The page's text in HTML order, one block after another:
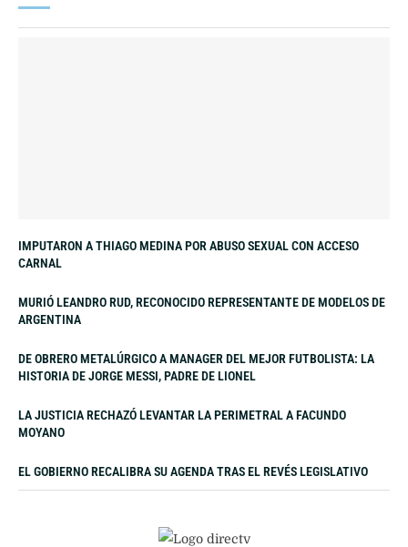
IMPUTARON A THIAGO MEDINA POR ABUSO SEXUAL CON ACCESO
CARNAL
MURIÓ LEANDRO RUD, RECONOCIDO REPRESENTANTE DE MODELOS DE
ARGENTINA
DE OBRERO METALÚRGICO A MANAGER DEL MEJOR FUTBOLISTA: LA
HISTORIA DE JORGE MESSI, PADRE DE LIONEL
LA JUSTICIA RECHAZÓ LEVANTAR LA PERIMETRAL A FACUNDO
MOYANO
EL GOBIERNO RECALIBRA SU AGENDA TRAS EL REVÉS LEGISLATIVO